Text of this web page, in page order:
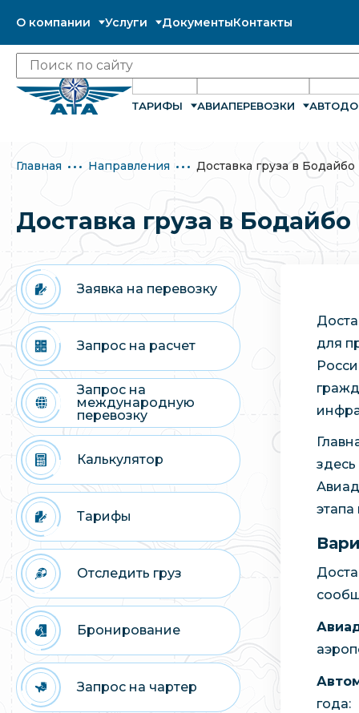
О компании Услуги ДокументыКонтакты
ТАРИФЫ АВИАПЕРЕВОЗКИ
Главная Направления Доставка груза в Бодайбо
Доставка груза в Бодайбо
Заявка на перевозку
Запрос на расчет
Запрос на
международную
перевозку
Калькулятор
Тарифы
Отследить груз
Бронирование
Запрос на чартер
для
года: